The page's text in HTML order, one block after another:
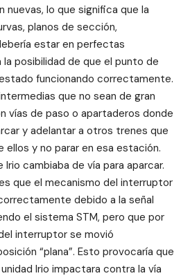
lo que significa que la
planos de sección,
estar en perfectas
posibilidad de que el punto de
funcionando correctamente.
que no sean de gran
vías de paso o apartaderos donde
y adelantar a otros trenes que
ellos y no parar en esa estación.
Irio cambiaba de vía para aparcar.
que el mecanismo del interruptor
debido a la señal
el sistema STM, pero que por
interruptor se movió
“plana”. Esto provocaría que
Irio impactara contra la vía